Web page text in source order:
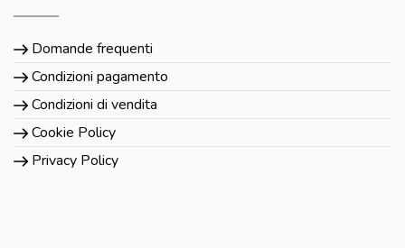
Domande frequenti
Condizioni pagamento
Condizioni di vendita
Cookie Policy
Privacy Policy